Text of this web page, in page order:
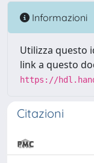
Informazioni
Utilizza questo
link a questo
https://
Citazioni